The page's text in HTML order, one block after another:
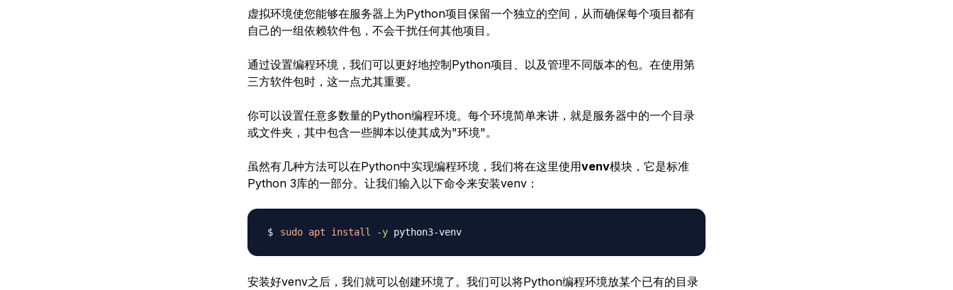
虚拟环境使您能够在服务器上为Python项目保留一个独立的空间，从而确保每个项目都有
自己的一组依赖软件包，不会干扰任何其他项目。
通过设置编程环境，我们可以更好地控制Python项目、以及管理不同版本的包。在使用第
三方软件包时，这一点尤其重要。
你可以设置任意多数量的Python编程环境。每个环境简单来讲，就是服务器中的一个目录
或文件夹，其中包含一些脚本以使其成为"环境"。
虽然有几种方法可以在Python中实现编程环境，我们将在这里使用venv模块，它是标准
Python 3库的一部分。让我们输入以下命令来安装venv：
sudo apt install -y python3-venv
安装好venv之后，我们就可以创建环境了。我们可以将Python编程环境放某个已有的目录